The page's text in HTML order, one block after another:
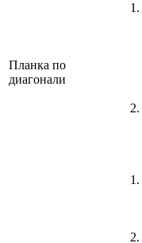
Планка по
диагонали